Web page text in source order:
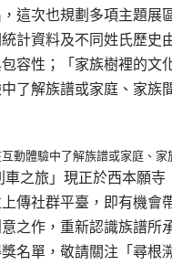
這次也規劃多項主題
計資料及不同姓氏歷
容性；「家族樹裡的
了解族譜或家庭、家族
動體驗中了解族譜或家庭、
車之旅」現正於西本願
傳社群平臺，即有機會
之作，重新認識族譜所
名單，敬請關注「尋